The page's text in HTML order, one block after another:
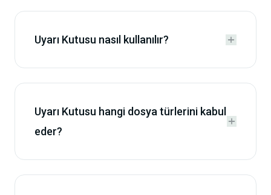
Uyarı Kutusu nasıl kullanılır? 

Uyarı Kutusu hangi dosya türlerini kabul
eder?

